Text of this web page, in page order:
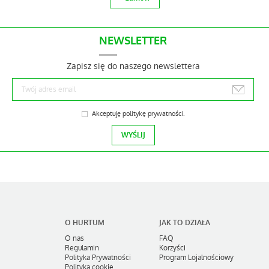
KRUPIEC Miód kremowany z
NEWSLETTER
Zapisz się do naszego newslettera
Akceptuję politykę prywatności.
O HURTUM
O nas
Regulamin
Polityka Prywatności
JAK TO DZIAŁA
FAQ
Korzyści
Program Lojalnościowy